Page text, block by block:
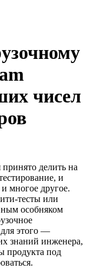
чисел
делить на
и
многое другое.
тесты или
особняком
этого —
знаний инженера,
продукта под